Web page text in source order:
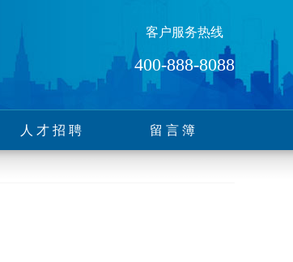
客户服务热线
400-888-8088
人才招聘 留言簿